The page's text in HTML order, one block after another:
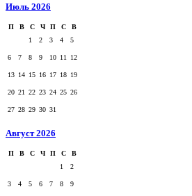
Июль 2026
П В С Ч П С
В
1
2 3 4 5
6 7 8 9 10 11 12
13 14 15 16 17 18 19
20 21 22 23 24 25 26
27 28 29 30 31
Август 2026
П В С Ч П С
В
1
2
3 4 5 6 7 8 9